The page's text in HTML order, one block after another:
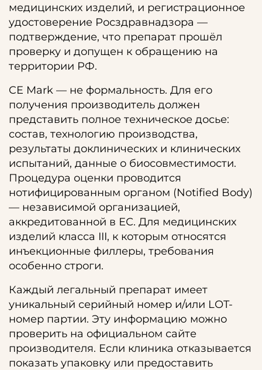
медицинских изделий, и регистрационное
удостоверение Росздравнадзора —
подтверждение, что препарат прошёл
проверку и допущен к обращению на
территории РФ.
CE Mark — не формальность. Для его
получения производитель должен
представить полное техническое досье:
состав, технологию производства,
результаты доклинических и клинических
испытаний, данные о биосовместимости.
Процедура оценки проводится
нотифицированным органом (Notified Body)
— независимой организацией,
аккредитованной в ЕС. Для медицинских
изделий класса III, к которым относятся
инъекционные филлеры, требования
особенно строги.
Каждый легальный препарат имеет
уникальный серийный номер и/или LOT-
номер партии. Эту информацию можно
проверить на официальном сайте
производителя. Если клиника отказывается
показать упаковку или предоставить